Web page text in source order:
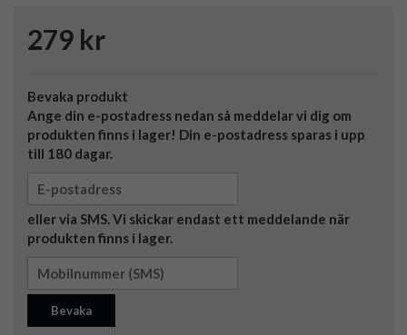
279 kr
Bevaka produkt
Ange din e-postadress nedan så meddelar vi dig om
produkten finns i lager! Din e-postadress sparas i upp
till 180 dagar.
eller via SMS. Vi skickar endast ett meddelande när
produkten finns i lager.
Bevaka